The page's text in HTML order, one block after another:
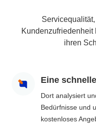
ihren
Eine
Dort analysiert
Bedürfnisse und
kostenloses